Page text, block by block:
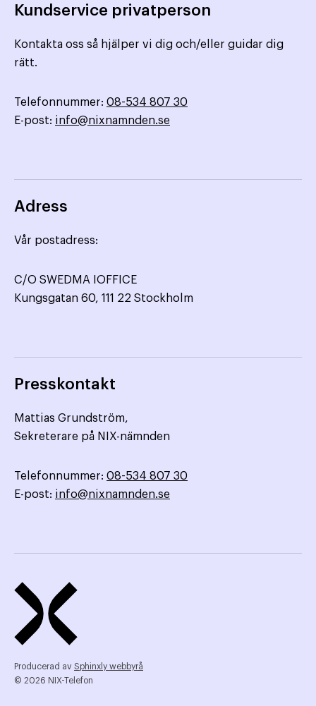
Kundservice privatperson
Kontakta oss så hjälper vi dig och/eller guidar dig
rätt.
Telefonnummer: 08-534 807 30
E-post: info@nixnamnden.se
Adress
Vår postadress:
C/O SWEDMA IOFFICE
Kungsgatan 60, 111 22 Stockholm
Presskontakt
Mattias Grundström,
Sekreterare på NIX-nämnden
Telefonnummer: 08-534 807 30
E-post: info@nixnamnden.se
Producerad av Sphinxly webbyrå
© 2026 NIX-Telefon